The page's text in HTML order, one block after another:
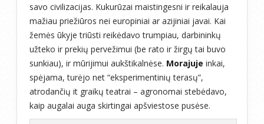
savo civilizacijas. Kukurūzai maistingesni ir reikalauja
mažiau priežiūros nei europiniai ar azijiniai javai. Kai
žemės ūkyje triūsti reikėdavo trumpiau, darbininkų
užteko ir prekių pervežimui (be rato ir žirgų tai buvo
sunkiau), ir mūrijimui aukštikalnėse. Morajuje inkai,
spėjama, turėjo net “eksperimentinių terasų”,
atrodančių it graikų teatrai – agronomai stebėdavo,
kaip augalai auga skirtingai apšviestose pusėse.